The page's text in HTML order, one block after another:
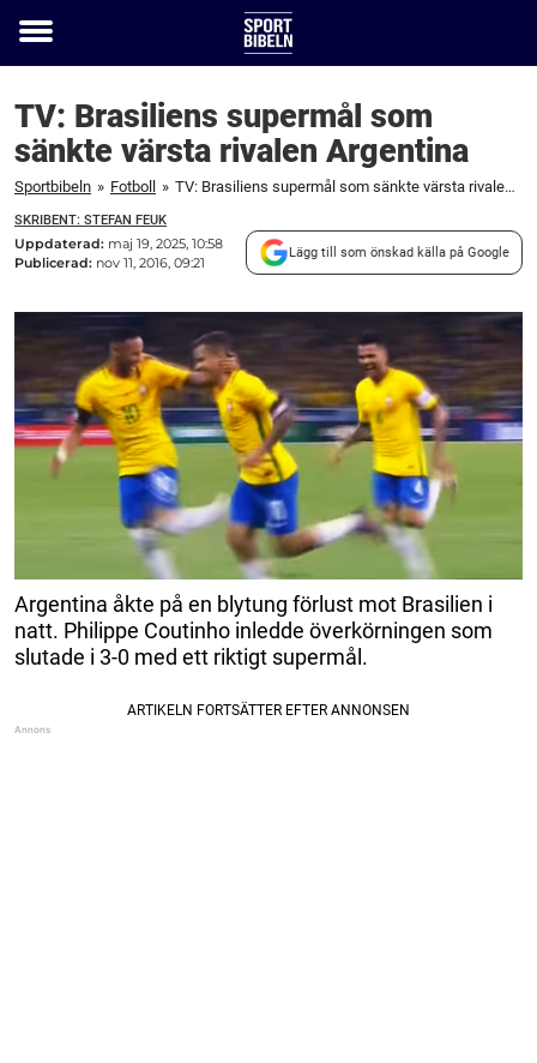
Toggle
TV: Brasiliens supermål som
sänkte värsta rivalen Argentina
Sportbibeln » Fotboll » TV: Brasiliens supermål som sänkte värsta rivalen Argentina
SKRIBENT: STEFAN FEUK
Uppdaterad: maj 19, 2025, 10:58
Publicerad: nov 11, 2016, 09:21
Lägg till som önskad källa på Google
Argentina åkte på en blytung förlust mot Brasilien i
natt. Philippe Coutinho inledde överkörningen som
slutade i 3-0 med ett riktigt supermål.